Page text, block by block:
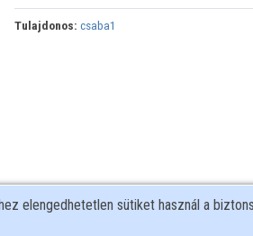
Tulajdonos: csaba1
elengedhetetlen sütiket használ a